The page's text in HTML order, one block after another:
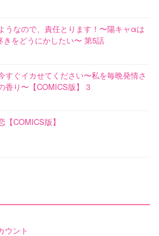
うなので、責任とります！〜陽キャαは
をどうにかしたい〜 第5話
ぐイカせてください〜私を毎晩発情さ
香り〜【COMICS版】 3
【COMICS版】
ウント